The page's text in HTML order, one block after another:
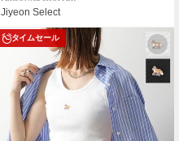
Jiyeon Select
タイムセール